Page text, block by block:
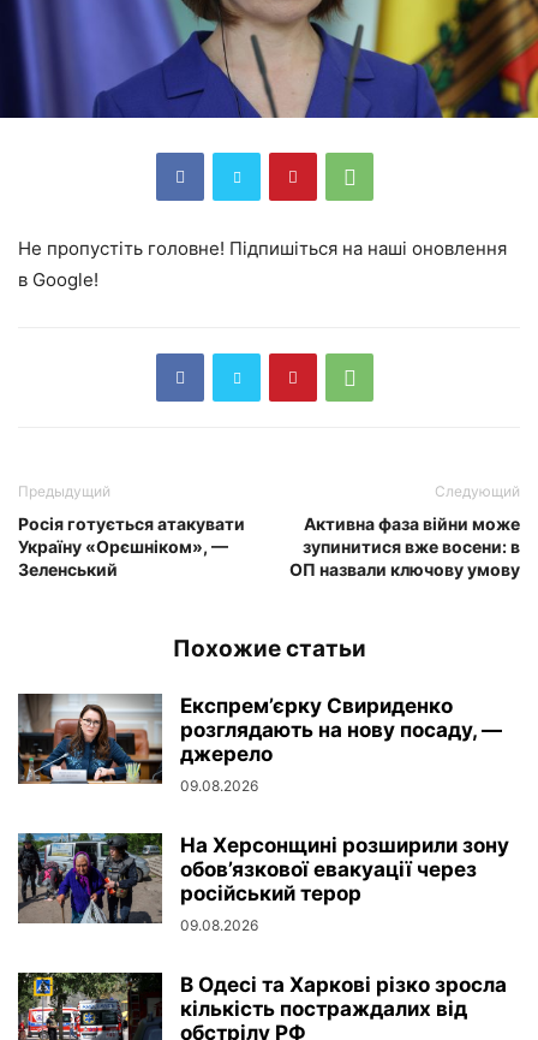
Не пропустіть головне! Підпишіться на наші оновлення
в Google!
Предыдущий
Росія готується атакувати
Україну «Орєшніком», —
Зеленський
Следующий
Активна фаза війни може
зупинитися вже восени: в
ОП назвали ключову умову
Похожие статьи
Експрем’єрку Свириденко
розглядають на нову посаду, —
джерело
09.08.2026
На Херсонщині розширили зону
обов’язкової евакуації через
російський терор
09.08.2026
В Одесі та Харкові різко зросла
кількість постраждалих від
обстрілу РФ